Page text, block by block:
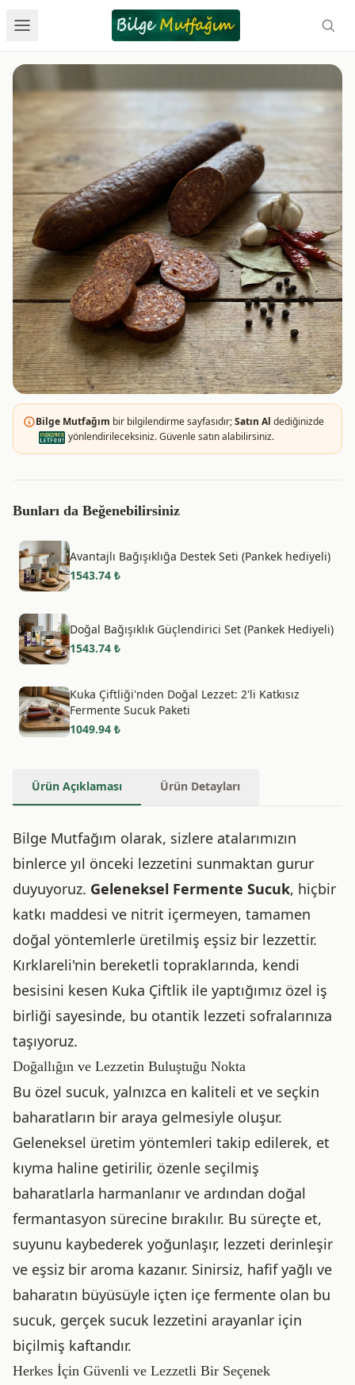
Bilge Mutfağım bir bilgilendirme sayfasıdır;Satın Al dediğinizde
yönlendirileceksiniz. Güvenle satın alabilirsiniz.
Bunları da Beğenebilirsiniz
Avantajlı Bağışıklığa Destek Seti (Pankek hediyeli)
1543.74 ₺
Doğal Bağışıklık Güçlendirici Set (Pankek Hediyeli)
1543.74 ₺
Kuka Çiftliği'nden Doğal Lezzet: 2'li Katkısız
Fermente Sucuk Paketi
1049.94 ₺
Ürün Açıklaması Ürün Detayları
Bilge Mutfağım olarak, sizlere atalarımızın
binlerce yıl önceki lezzetini sunmaktan gurur
duyuyoruz. Geleneksel Fermente Sucuk, hiçbir
katkı maddesi ve nitrit içermeyen, tamamen
doğal yöntemlerle üretilmiş eşsiz bir lezzettir.
Kırklareli'nin bereketli topraklarında, kendi
besisini kesen Kuka Çiftlik ile yaptığımız özel iş
birliği sayesinde, bu otantik lezzeti sofralarınıza
taşıyoruz.
Doğallığın ve Lezzetin Buluştuğu Nokta
Bu özel sucuk, yalnızca en kaliteli et ve seçkin
baharatların bir araya gelmesiyle oluşur.
Geleneksel üretim yöntemleri takip edilerek, et
kıyma haline getirilir, özenle seçilmiş
baharatlarla harmanlanır ve ardından doğal
fermantasyon sürecine bırakılır. Bu süreçte et,
suyunu kaybederek yoğunlaşır, lezzeti derinleşir
ve eşsiz bir aroma kazanır. Sinirsiz, hafif yağlı ve
baharatın büyüsüyle içten içe fermente olan bu
sucuk, gerçek sucuk lezzetini arayanlar için
biçilmiş kaftandır.
Herkes İçin Güvenli ve Lezzetli Bir Seçenek